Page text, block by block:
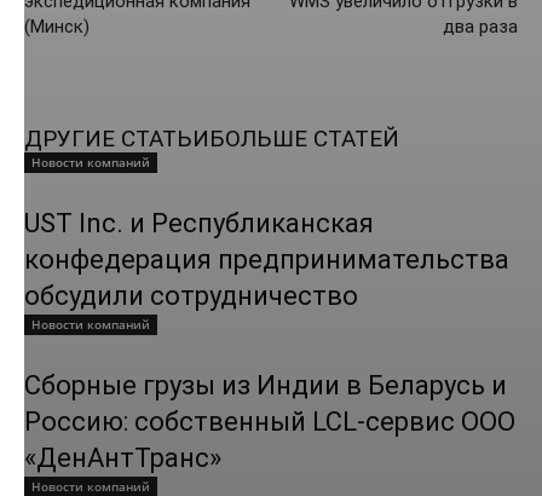
(Минск)
два раза
ДРУГИЕ СТАТЬИБОЛЬШЕ СТАТЕЙ
Новости компаний
UST Inc. и Республиканская
конфедерация предпринимательства
обсудили сотрудничество
Новости компаний
Сборные грузы из Индии в Беларусь и
Россию: собственный LCL-сервис ООО
«ДенАнтТранс»
Новости компаний